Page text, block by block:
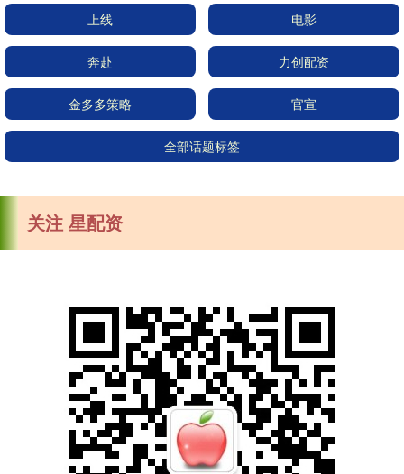
上线 电影
奔赴 力创配资
金多多策略 官宣
全部话题标签
关注 星配资